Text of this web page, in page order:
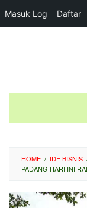
Masuk Log Daftar
HOME / IDE BISNIS
PADANG HARI INI